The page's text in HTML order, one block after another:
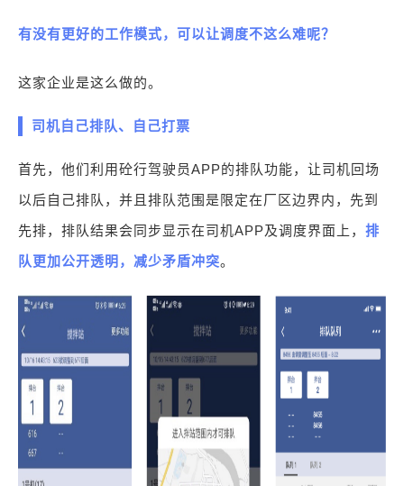
有没有更好的工作模式，可以让调度不这么难呢？
这家企业是这么做的。
司机自己排队、自己打票
首先，他们利用砼行驾驶员APP的排队功能，让司机回场
以后自己排队，并且排队范围是限定在厂区边界内，先到
先排，排队结果会同步显示在司机APP及调度界面上， 排
队更加公开透明，减少矛盾冲突。